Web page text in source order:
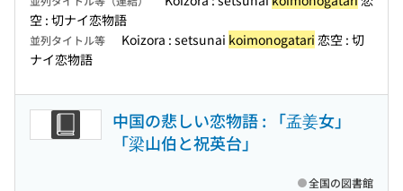
空 : 切ナイ恋物語
並列タイトル等 Koizora : setsunai koimonogatari 恋空 : 切
ナイ恋物語
中国の悲しい恋物語 : 「孟姜女」
「梁山伯と祝英台」
全国の図書館